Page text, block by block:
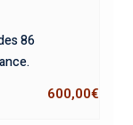
86
600,00€